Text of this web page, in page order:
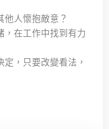
人懷抱敵意？
在工作中找到有力
，只要改變看法，